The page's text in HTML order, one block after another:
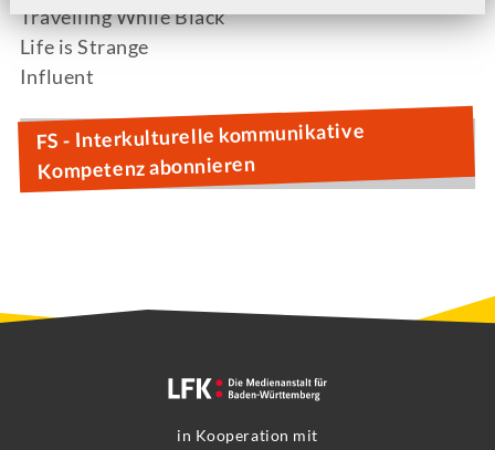
Travelling While Black
Life is Strange
Influent
FS - Interkulturelle kommunikative
Kompetenz abonnieren
in Kooperation mit